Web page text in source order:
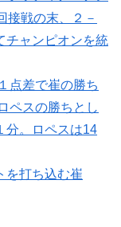
接戦の末、２－
チャンピオンを統
点差で崔の勝ち
ペスの勝ちとし
分。ロペスは14
を打ち込む崔